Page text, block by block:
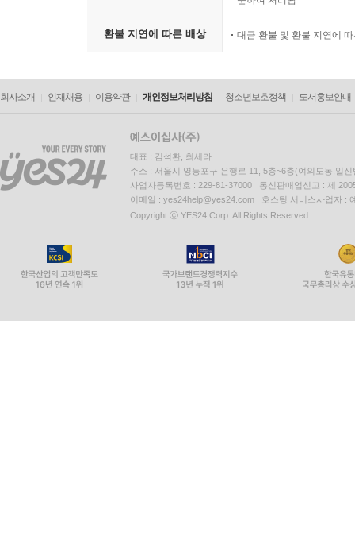
환불 지연에 따른 배상 대금 환불 및 환불 지연에
회사소개 인재채용 이용약관 개인정보처리방침 청소년보호정책 도서홍보안내
대표 : 김석환, 최세라
주소 : 서울시 영등포구 은행로 11, 5층~6층(여의도동,일신
사업자등록번호 : 229-81-37000 통신판매업신고 : 제
이메일 : yes24help@yes24.com 호스팅 서비스사업자 :
Copyright ⓒ YES24 Corp. All Rights Reserved.